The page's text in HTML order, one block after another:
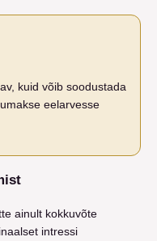
kuid võib soodustada
eelarvesse
ainult kokkuvõte
intressi